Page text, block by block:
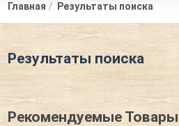
Главная Результаты поиска
Результаты поиска
Рекомендуемые Товары